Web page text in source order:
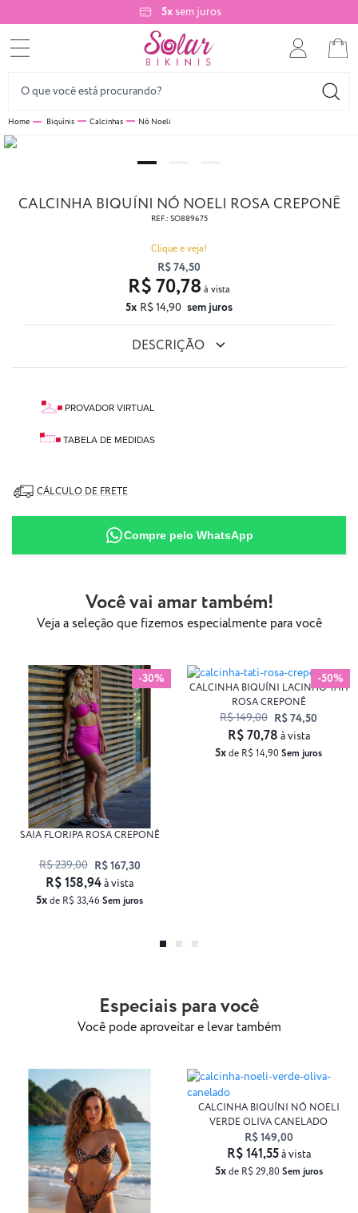
5xsem juros
Biquínis Calcinhas Nó Noeli
CALCINHA BIQUÍNI NÓ NOELI ROSA CREPONÊ
REF.: SO889675
Clique e veja!
R$ 74,50
5x R$ 14,90 sem juros
R$ 70,78
DESCRIÇÃO
13% Elastano
PROVADOR VIRTUAL
TABELA DE MEDIDAS
CÁLCULO DE FRETE
Compre pelo WhatsApp
Você vai amar também!
Veja a seleção que fizemos especialmente para você
-30%
SAIA FLORIPA ROSA CREPONÊ
R$ 239,00 R$ 167,30
5xde R$ 33,46 Sem juros
R$ 158,94à vista
-50%
CALCINHA BIQUÍNI LACINHO TATI
ROSA CREPONÊ
R$ 149,00 R$ 74,50
5xde R$ 14,90 Sem juros
R$ 70,78 à vista
Especiais para você
Você pode aproveitar e levar também
CALCINHA BIQUÍNI NÓ NOELI
VERDE OLIVA CANELADO
R$ 149,00
5xde R$ 29,80 Sem juros
R$ 141,55à vista